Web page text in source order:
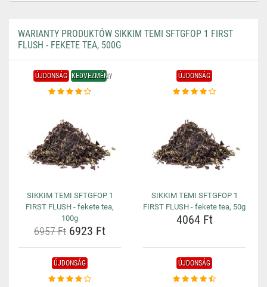
WARIANTY PRODUKTÓW SIKKIM TEMI SFTGFOP 1 FIRST
FLUSH - FEKETE TEA, 500G
ÚJDONSÁG KEDVEZMÉNY
SIKKIM TEMI SFTGFOP 1
FIRST FLUSH - fekete tea,
100g
6957 Ft 6923 Ft
ÚJDONSÁG
SIKKIM TEMI SFTGFOP 1
FIRST FLUSH - fekete tea, 50g
4064 Ft
ÚJDONSÁG ÚJDONSÁG